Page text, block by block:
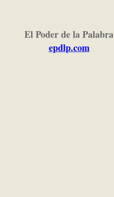
El Poder de la Palabra
epdlp.com